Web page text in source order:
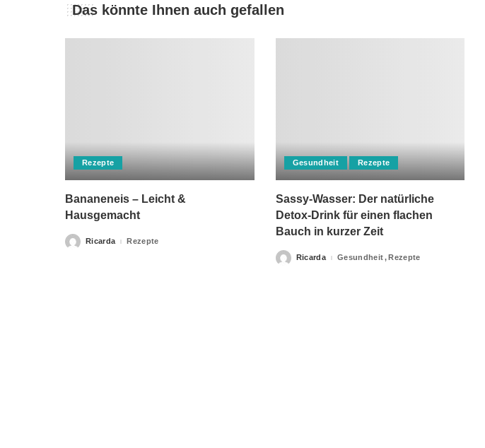
Das könnte Ihnen auch gefallen
Rezepte
Bananeneis – Leicht &
Hausgemacht
PostedRicarda Rezepte
Gesundheit Rezepte
Sassy-Wasser: Der natürliche
Detox-Drink für einen flachen
Bauch in kurzer Zeit
PostedRicarda Gesundheit Rezepte